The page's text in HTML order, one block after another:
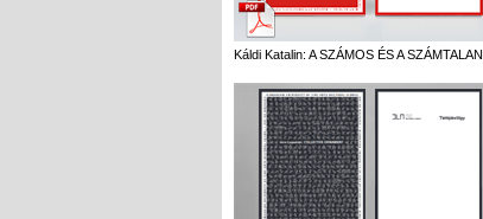
Káldi Katalin: A SZÁMOS ÉS A SZÁMTALAN